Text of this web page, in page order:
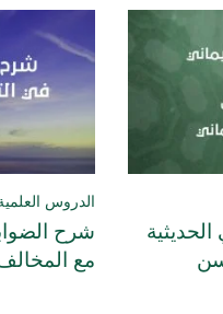
الدروس
شرح
مع